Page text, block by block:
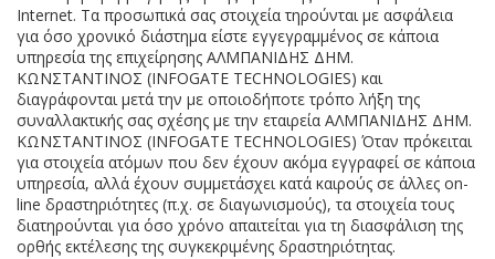
Internet. Τα προσωπικά σας στοιχεία τηρούνται με ασφάλεια
για όσο χρονικό διάστημα είστε εγγεγραμμένος σε κάποια
υπηρεσία της επιχείρησης ΑΛΜΠΑΝΙΔΗΣ ΔΗΜ.
ΚΩΝΣΤΑΝΤΙΝΟΣ (INFOGATE TECHNOLOGIES) και
διαγράφονται μετά την με οποιοδήποτε τρόπο λήξη της
συναλλακτικής σας σχέσης με την εταιρεία ΑΛΜΠΑΝΙΔΗΣ ΔΗΜ.
ΚΩΝΣΤΑΝΤΙΝΟΣ (INFOGATE TECHNOLOGIES) Όταν πρόκειται
για στοιχεία ατόμων που δεν έχουν ακόμα εγγραφεί σε κάποια
υπηρεσία, αλλά έχουν συμμετάσχει κατά καιρούς σε άλλες on-
line δραστηριότητες (π.χ. σε διαγωνισμούς), τα στοιχεία τους
διατηρούνται για όσο χρόνο απαιτείται για τη διασφάλιση της
ορθής εκτέλεσης της συγκεκριμένης δραστηριότητας.